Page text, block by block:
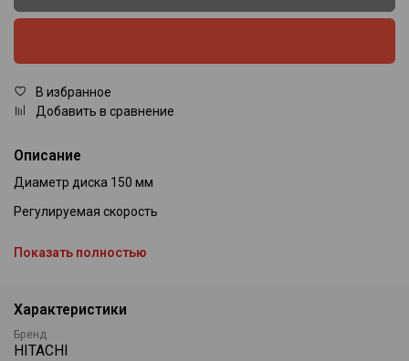
В избранное
Добавить в сравнение
Описание
Диаметр диска 150 мм
Регулируемая скорость
мощность 1500 Вт и макс. выходная мощность 2800 Вт с
Высокоэффективное устройство управления: постоянное
число оборотов, плавный пуск, защита от повторного запуска
при нулевом напряжении, защита от отдачи
Показать полностью
Характеристики
Бренд
HITACHI